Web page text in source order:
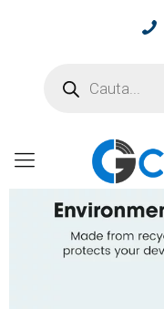
search